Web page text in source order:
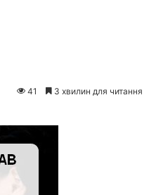
41 3 хвилин для читання